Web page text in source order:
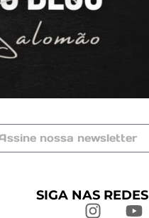
SIGA NAS REDES